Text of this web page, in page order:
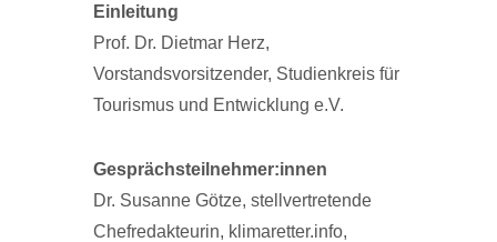
Einleitung
Prof. Dr. Dietmar Herz,
Vorstandsvorsitzender, Studienkreis für
Tourismus und Entwicklung e.V.
Gesprächsteilnehmer:innen
Dr. Susanne Götze, stellvertretende
Chefredakteurin, klimaretter.info,